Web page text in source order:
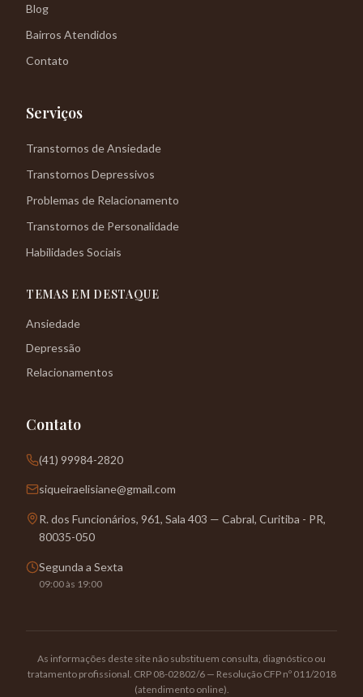
Blog
Bairros Atendidos
Contato
Serviços
Transtornos de Ansiedade
Transtornos Depressivos
Problemas de Relacionamento
Transtornos de Personalidade
Habilidades Sociais
TEMAS EM DESTAQUE
Ansiedade
Depressão
Relacionamentos
Contato
(41) 99984-2820
siqueiraelisiane@gmail.com
R. dos Funcionários, 961, Sala 403 — Cabral, Curitiba - PR,
80035-050
Segunda a Sexta
09:00 às 19:00
As informações deste site não substituem consulta, diagnóstico ou
tratamento profissional. CRP 08-02802/6 — Resolução CFP nº 011/2018
(atendimento online).